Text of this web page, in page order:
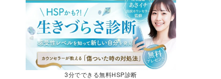
3分でできる無料HSP診断